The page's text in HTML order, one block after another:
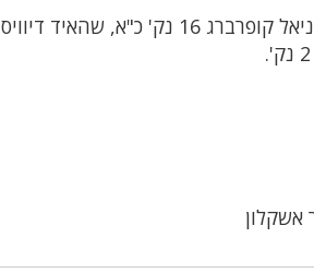
למכבי 'נקסט אורבן' חיפה: אופק מלכה (6/8 לשלוש) 26 נק', ריצ'ארד האוול ודניאל קופרברג 16 נק' כ"א, שהאיד דיוויס